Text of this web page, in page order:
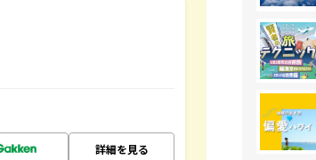
詳細を見る